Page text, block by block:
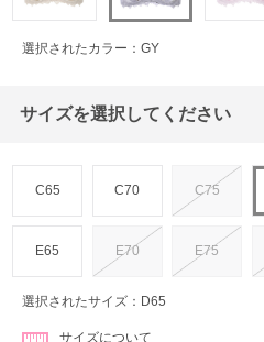
選択されたカラー：GY
サイズを選択してください
C65 C70 C75
E65 E70 E75
選択されたサイズ：D65
サイズについて